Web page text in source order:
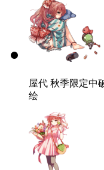
屋代 秋季限定中
绘